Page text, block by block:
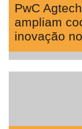
PwC
ampliam
inovação